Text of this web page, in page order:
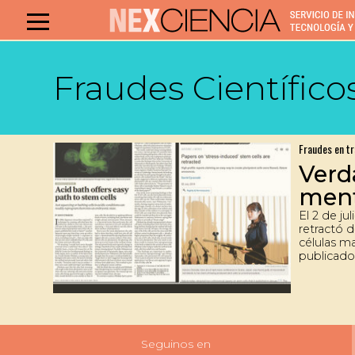
Fraudes
Fraudes en
El 2 de
retractó
células
centro
cabo la
Seguinos en